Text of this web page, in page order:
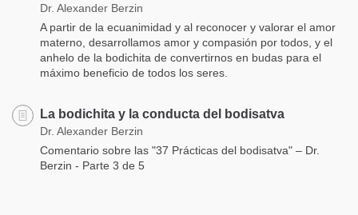
Dr. Alexander Berzin
A partir de la ecuanimidad y al reconocer y valorar el amor
materno, desarrollamos amor y compasión por todos, y el
anhelo de la bodichita de convertirnos en budas para el
máximo beneficio de todos los seres.
La bodichita y la conducta del bodisatva
Dr. Alexander Berzin
Comentario sobre las "37 Prácticas del bodisatva" – Dr.
Berzin - Parte 3 de 5